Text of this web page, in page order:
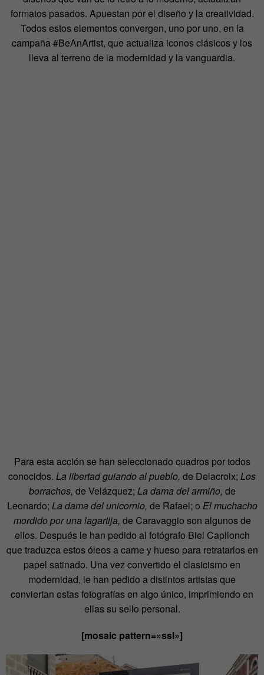
formatos pasados. Apuestan por el diseño y la creatividad.
Todos estos elementos convergen, uno por uno, en la
campaña #BeAnArtist, que actualiza iconos clásicos y los
lleva al terreno de la modernidad y la vanguardia.
Para esta acción se han seleccionado cuadros por todos
conocidos. La libertad guiando al pueblo, de Delacroix; Los
borrachos, de Velázquez; La dama del armiño, de
Leonardo; La dama del unicornio, de Rafael; o El muchacho
mordido por una lagartija, de Caravaggio son algunos de
ellos. Después le han pedido al fotógrafo Biel Capllonch
que traduzca estos óleos a carne y hueso para retratarlos en
papel satinado. Una vez convertido el clasicismo en
modernidad, le han pedido a distintos artistas que
conviertan estas fotografías en algo único, imprimiendo en
ellas su sello personal.
[mosaic pattern=»ssl»]